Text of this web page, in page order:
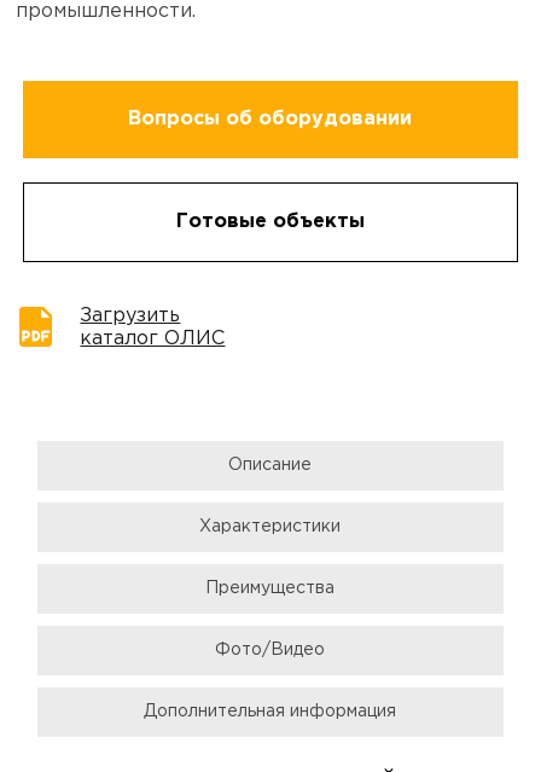
промышленности.
Вопросы об оборудовании
Готовые объекты
Загрузить
каталог ОЛИС
Описание
Характеристики
Преимущества
Фото/Видео
Дополнительная информация